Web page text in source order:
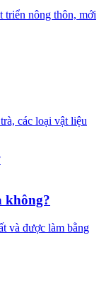
triển nông thôn, mới
các loại vật liệu
không?
và được làm bằng